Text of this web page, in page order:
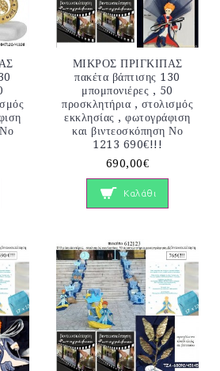
ΜΙΚΡΟΣ ΠΡΙΓΚΙΠΑΣ
πακέτα βάπτισης 130
μπομπονιέρες , 50
προσκλητήρια , στολισμός
εκκλησίας , φωτογράφιση
και βιντεοσκόπηση Νο
1213 690€!!!
690,00€
Καλάθι